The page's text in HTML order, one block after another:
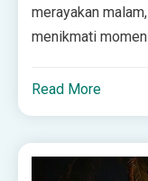
merayakan
menikmati
Read More